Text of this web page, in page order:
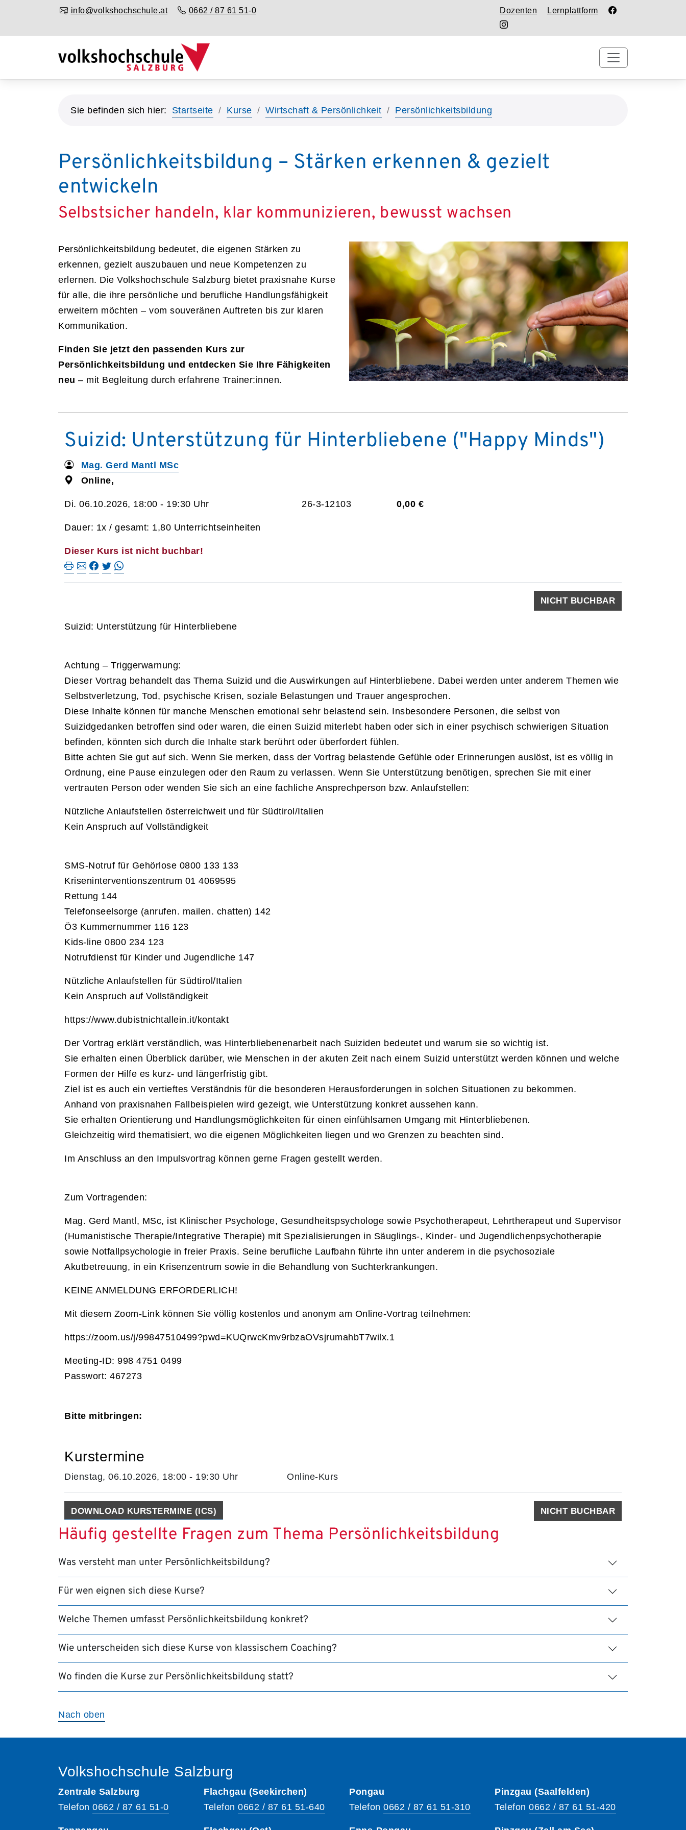
info@volkshochschule.at 0662 / 87 61 51-0 Dozenten Lernplattform
Sie befinden sich hier: Startseite Kurse Wirtschaft & Persönlichkeit Persönlichkeitsbildung
Persönlichkeitsbildung – Stärken erkennen & gezielt
entwickeln
Selbstsicher handeln, klar kommunizieren, bewusst wachsen
Persönlichkeitsbildung bedeutet, die eigenen Stärken zu
erkennen, gezielt auszubauen und neue Kompetenzen zu
erlernen. Die Volkshochschule Salzburg bietet praxisnahe Kurse
für alle, die ihre persönliche und berufliche Handlungsfähigkeit
erweitern möchten – vom souveränen Auftreten bis zur klaren
Kommunikation.
Finden Sie jetzt den passenden Kurs zur
Persönlichkeitsbildung und entdecken Sie Ihre Fähigkeiten
neu – mit Begleitung durch erfahrene Trainer:innen.
Suizid: Unterstützung für Hinterbliebene ("Happy Minds")
Mag. Gerd Mantl MSc
Online,
Di. 06.10.2026, 18:00 - 19:30 Uhr 26-3-12103 0,00 €
Dauer: 1x / gesamt: 1,80 Unterrichtseinheiten
Dieser Kurs ist nicht buchbar!
NICHT BUCHBAR
Suizid: Unterstützung für Hinterbliebene
Achtung – Triggerwarnung:
Dieser Vortrag behandelt das Thema Suizid und die Auswirkungen auf Hinterbliebene. Dabei werden unter anderem Themen wie
Selbstverletzung, Tod, psychische Krisen, soziale Belastungen und Trauer angesprochen.
Diese Inhalte können für manche Menschen emotional sehr belastend sein. Insbesondere Personen, die selbst von
Suizidgedanken betroffen sind oder waren, die einen Suizid miterlebt haben oder sich in einer psychisch schwierigen Situation
befinden, könnten sich durch die Inhalte stark berührt oder überfordert fühlen.
Bitte achten Sie gut auf sich. Wenn Sie merken, dass der Vortrag belastende Gefühle oder Erinnerungen auslöst, ist es völlig in
Ordnung, eine Pause einzulegen oder den Raum zu verlassen. Wenn Sie Unterstützung benötigen, sprechen Sie mit einer
vertrauten Person oder wenden Sie sich an eine fachliche Ansprechperson bzw. Anlaufstellen:
Nützliche Anlaufstellen österreichweit und für Südtirol/Italien
Kein Anspruch auf Vollständigkeit
SMS-Notruf für Gehörlose 0800 133 133
Kriseninterventionszentrum 01 4069595
Rettung 144
Telefonseelsorge (anrufen. mailen. chatten) 142
Ö3 Kummernummer 116 123
Kids-line 0800 234 123
Notrufdienst für Kinder und Jugendliche 147
Nützliche Anlaufstellen für Südtirol/Italien
Kein Anspruch auf Vollständigkeit
https://www.dubistnichtallein.it/kontakt
Der Vortrag erklärt verständlich, was Hinterbliebenenarbeit nach Suiziden bedeutet und warum sie so wichtig ist.
Sie erhalten einen Überblick darüber, wie Menschen in der akuten Zeit nach einem Suizid unterstützt werden können und welche
Formen der Hilfe es kurz- und längerfristig gibt.
Ziel ist es auch ein vertieftes Verständnis für die besonderen Herausforderungen in solchen Situationen zu bekommen.
Anhand von praxisnahen Fallbeispielen wird gezeigt, wie Unterstützung konkret aussehen kann.
Sie erhalten Orientierung und Handlungsmöglichkeiten für einen einfühlsamen Umgang mit Hinterbliebenen.
Gleichzeitig wird thematisiert, wo die eigenen Möglichkeiten liegen und wo Grenzen zu beachten sind.
Im Anschluss an den Impulsvortrag können gerne Fragen gestellt werden.
Zum Vortragenden:
Mag. Gerd Mantl, MSc, ist Klinischer Psychologe, Gesundheitspsychologe sowie Psychotherapeut, Lehrtherapeut und Supervisor
(Humanistische Therapie/Integrative Therapie) mit Spezialisierungen in Säuglings-, Kinder- und Jugendlichenpsychotherapie
sowie Notfallpsychologie in freier Praxis. Seine berufliche Laufbahn führte ihn unter anderem in die psychosoziale
Akutbetreuung, in ein Krisenzentrum sowie in die Behandlung von Suchterkrankungen.
KEINE ANMELDUNG ERFORDERLICH!
Mit diesem Zoom-Link können Sie völlig kostenlos und anonym am Online-Vortrag teilnehmen:
https://zoom.us/j/99847510499?pwd=KUQrwcKmv9rbzaOVsjrumahbT7wilx.1
Meeting-ID: 998 4751 0499
Passwort: 467273
Bitte mitbringen:
Kurstermine
Dienstag, 06.10.2026, 18:00 - 19:30 Uhr Online-Kurs
DOWNLOAD KURSTERMINE (ICS) NICHT BUCHBAR
Häufig gestellte Fragen zum Thema Persönlichkeitsbildung
Was versteht man unter Persönlichkeitsbildung?
Für wen eignen sich diese Kurse?
Welche Themen umfasst Persönlichkeitsbildung konkret?
Wie unterscheiden sich diese Kurse von klassischem Coaching?
Wo finden die Kurse zur Persönlichkeitsbildung statt?
Nach oben
Volkshochschule Salzburg
Zentrale Salzburg
Telefon 0662 / 87 61 51-0
Flachgau (Seekirchen)
Telefon 0662 / 87 61 51-640
Pongau
Telefon 0662 / 87 61 51-310
Pinzgau (Saalfelden)
Telefon 0662 / 87 61 51-420